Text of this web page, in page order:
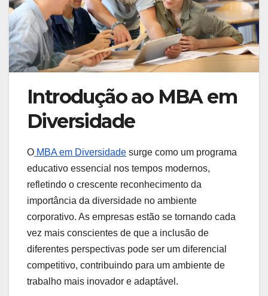
Introdução ao MBA em
Diversidade
O MBA em Diversidade surge como um programa
educativo essencial nos tempos modernos,
refletindo o crescente reconhecimento da
importância da diversidade no ambiente
corporativo. As empresas estão se tornando cada
vez mais conscientes de que a inclusão de
diferentes perspectivas pode ser um diferencial
competitivo, contribuindo para um ambiente de
trabalho mais inovador e adaptável.